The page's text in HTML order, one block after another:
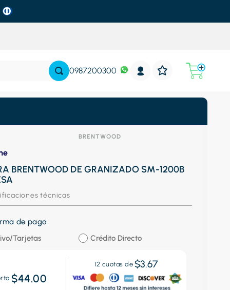
0987200300
BRENTWOOD
BRENTWOOD DE GRANIZADO SM-1200B
técnicas
de pago
Tarjetas
Crédito Directo
$44.00
12 cuotas de $3.67